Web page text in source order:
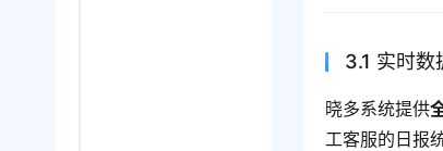
3.1 实时数
晓多系统提供
工客服的日报